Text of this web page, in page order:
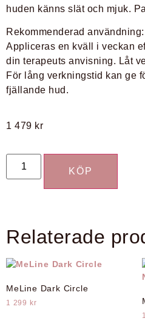
huden känns slät och mjuk.
Rekommenderad användning:
Appliceras en kväll i veckan
din terapeuts anvisning. Låt
För lång verkningstid kan ge
fjällande hud.
1 479 kr
KÖP
Relaterade
MeLine Dark Circle
1 299 kr